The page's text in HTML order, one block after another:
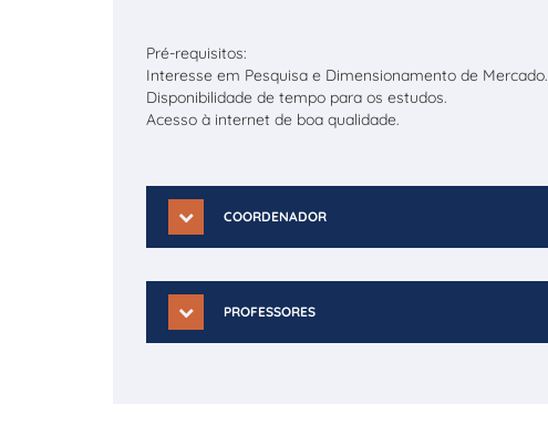
Pré-requisitos:
Interesse em Pesquisa e Dimensionamento de Mercado.
Disponibilidade de tempo para os estudos.
Acesso à internet de boa qualidade.
COORDENADOR
PROFESSORES